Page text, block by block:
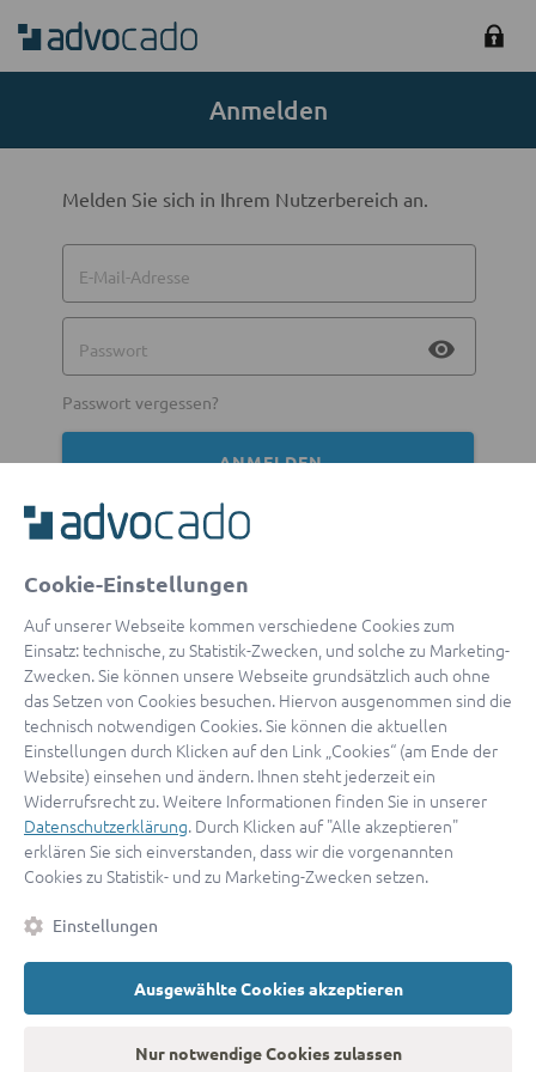
Anmelden
Melden Sie sich in Ihrem Nutzerbereich an.
E-Mail-Adresse
Passwort visibility
Passwort vergessen?
ANMELDEN
Mit Apple anmelden
Sign in with Google
By continuing, you are indicating that you accept ourTerms of
ServiceandPrivacy Policy.
Sie haben noch keinen Zugang?Hier registrieren
oder als Anwalt registrieren.
© 2026 advocado
Cookie-Einstellungen
Auf unserer Webseite kommen verschiedene Cookies zum
Einsatz: technische, zu Statistik-Zwecken, und solche zu Marketing-
Zwecken. Sie können unsere Webseite grundsätzlich auch ohne
das Setzen von Cookies besuchen. Hiervon ausgenommen sind die
technisch notwendigen Cookies. Sie können die aktuellen
Einstellungen durch Klicken auf den Link „Cookies“ (am Ende der
Website) einsehen und ändern. Ihnen steht jederzeit ein
Widerrufsrecht zu. Weitere Informationen finden Sie in unserer
Datenschutzerklärung. Durch Klicken auf "Alle akzeptieren"
erklären Sie sich einverstanden, dass wir die vorgenannten
Cookies zu Statistik- und zu Marketing-Zwecken setzen.
Einstellungen
Ausgewählte Cookies akzeptieren
Nur notwendige Cookies zulassen